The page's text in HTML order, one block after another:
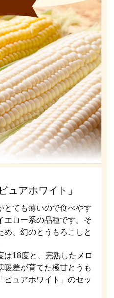
ュアホワイト」
とても薄いので食べやす
エロー系の品種です。そ
め、幻のとうもろこしと
は18度と、完熟したメロ
暖差が育てた極甘とうも
ピュアホワイト」のセッ